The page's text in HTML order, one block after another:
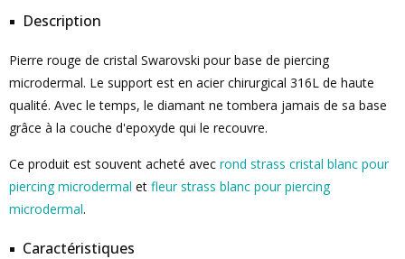
Description
Pierre rouge de cristal Swarovski pour base de piercing
microdermal. Le support est en acier chirurgical 316L de haute
qualité. Avec le temps, le diamant ne tombera jamais de sa base
grâce à la couche d'epoxyde qui le recouvre.
Ce produit est souvent acheté avec rond strass cristal blanc pour
piercing microdermal et fleur strass blanc pour piercing
microdermal.
Caractéristiques